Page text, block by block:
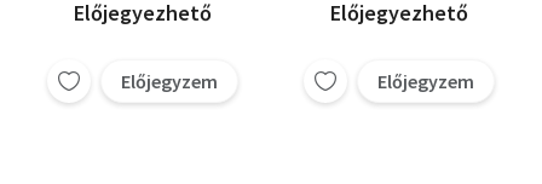
Előjegyezhető
Előjegyzem
porond + A Medici-tőr
Másodállása gyilkos +
Éjszakai portás I-II + Az
Forsyth Frederick
Simon Kernick
John le Carré
Előjegyezhető
Előjegyzem